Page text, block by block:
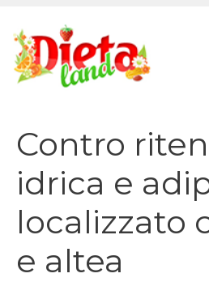
contenuto
Contro
idrica e
localizzato
e altea